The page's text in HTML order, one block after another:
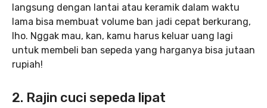
langsung dengan lantai atau keramik dalam waktu
lama bisa membuat volume ban jadi cepat berkurang,
lho. Nggak mau, kan, kamu harus keluar uang lagi
untuk membeli ban sepeda yang harganya bisa jutaan
rupiah!
2. Rajin cuci sepeda lipat